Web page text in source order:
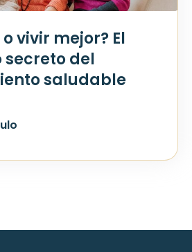
vivir mejor? El
del
saludable